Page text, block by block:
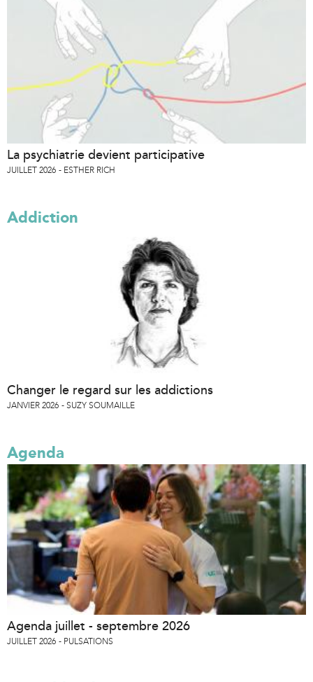
La psychiatrie devient participative
JUILLET 2026 ESTHER RICH
Addiction
Changer le regard sur les addictions
JANVIER 2026 SUZY SOUMAILLE
Agenda
Agenda juillet - septembre 2026
JUILLET 2026 PULSATIONS